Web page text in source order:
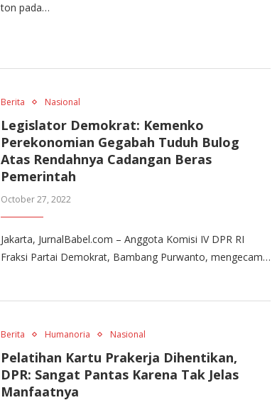
ton pada…
Berita Nasional
Legislator Demokrat: Kemenko
Perekonomian Gegabah Tuduh Bulog
Atas Rendahnya Cadangan Beras
Pemerintah
October 27, 2022
Jakarta, JurnalBabel.com – Anggota Komisi IV DPR RI
Fraksi Partai Demokrat, Bambang Purwanto, mengecam…
Berita Humanoria Nasional
Pelatihan Kartu Prakerja Dihentikan,
DPR: Sangat Pantas Karena Tak Jelas
Manfaatnya